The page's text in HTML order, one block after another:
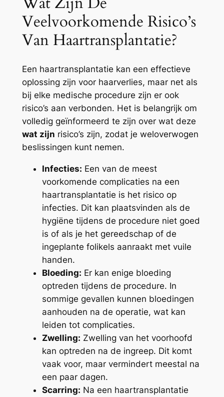
Veelvoorkomende Risico’s
Van Haartransplantatie?
Een haartransplantatie kan een effectieve
oplossing zijn voor haarverlies, maar net als
bij elke medische procedure zijn er ook
risico’s aan verbonden. Het is belangrijk om
volledig geïnformeerd te zijn over wat deze
wat zijn risico’s zijn, zodat je weloverwogen
beslissingen kunt nemen.
Infecties: Een van de meest
voorkomende complicaties na een
haartransplantatie is het risico op
infecties. Dit kan plaatsvinden als de
hygiëne tijdens de procedure niet goed
is of als je het gereedschap of de
ingeplante folikels aanraakt met vuile
handen.
Bloeding: Er kan enige bloeding
optreden tijdens de procedure. In
sommige gevallen kunnen bloedingen
aanhouden na de operatie, wat kan
leiden tot complicaties.
Zwelling: Zwelling van het voorhoofd
kan optreden na de ingreep. Dit komt
vaak voor, maar vermindert meestal na
een paar dagen.
Scarring: Na een haartransplantatie